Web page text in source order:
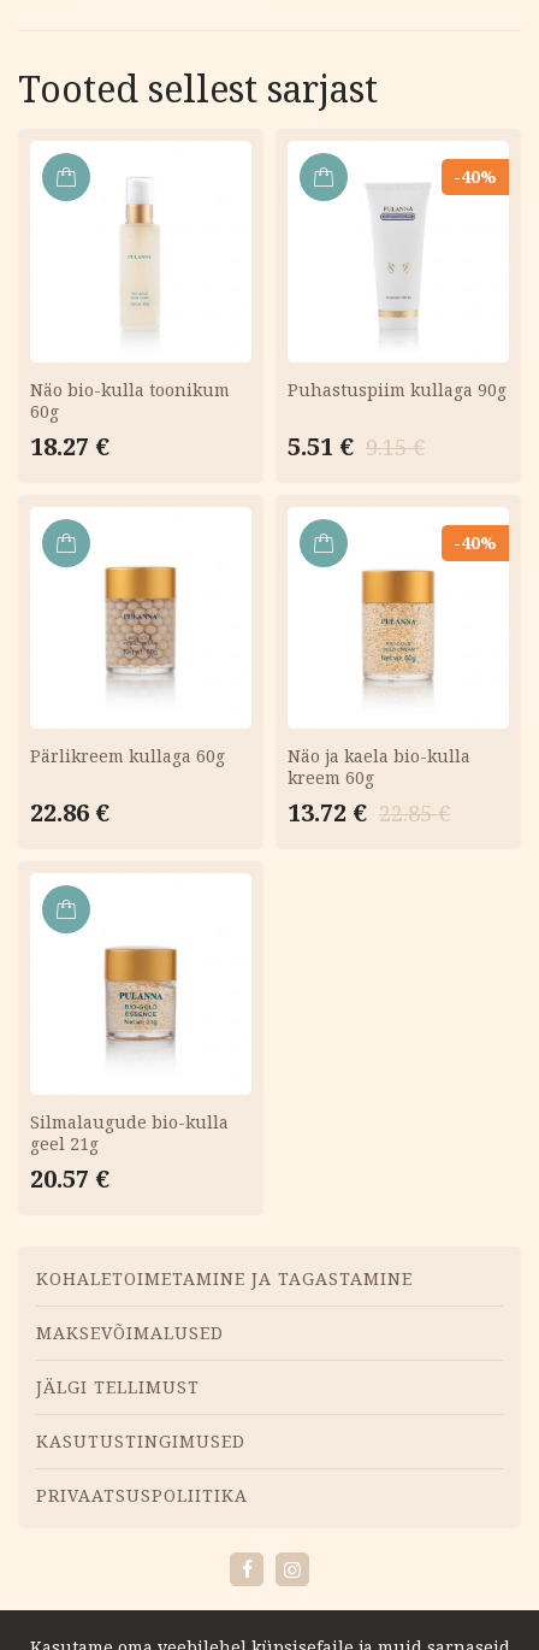
Tooted sellest sarjast
Näo bio-kulla toonikum
60g
18.27 €
LISA
KORVI
-40%
Puhastuspiim kullaga 90g
9.15€
Algne
9.15 €.
5.51 €
Current
5.51 €.
LISA
KORVI
Pärlikreem kullaga 60g
22.86 €
LISA
-40%
Näo ja kaela bio-kulla
kreem 60g
22.85€
Algne
13.72 €
Current
LISA
KORVI
Silmalaugude bio-kulla
geel 21g
20.57 €
LISA
KORVI
Menüü
KOHALETOIMETAMINE JA TAGASTAMINE
MAKSEVÕIMALUSED
JÄLGI TELLIMUST
KASUTUSTINGIMUSED
PRIVAATSUSPOLIITIKA
FacebookInstagram